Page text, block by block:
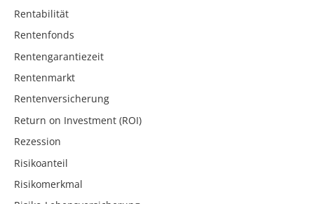
Rentabilität
Rentenfonds
Rentengarantiezeit
Rentenmarkt
Rentenversicherung
Return on Investment (ROI)
Rezession
Risikoanteil
Risikomerkmal